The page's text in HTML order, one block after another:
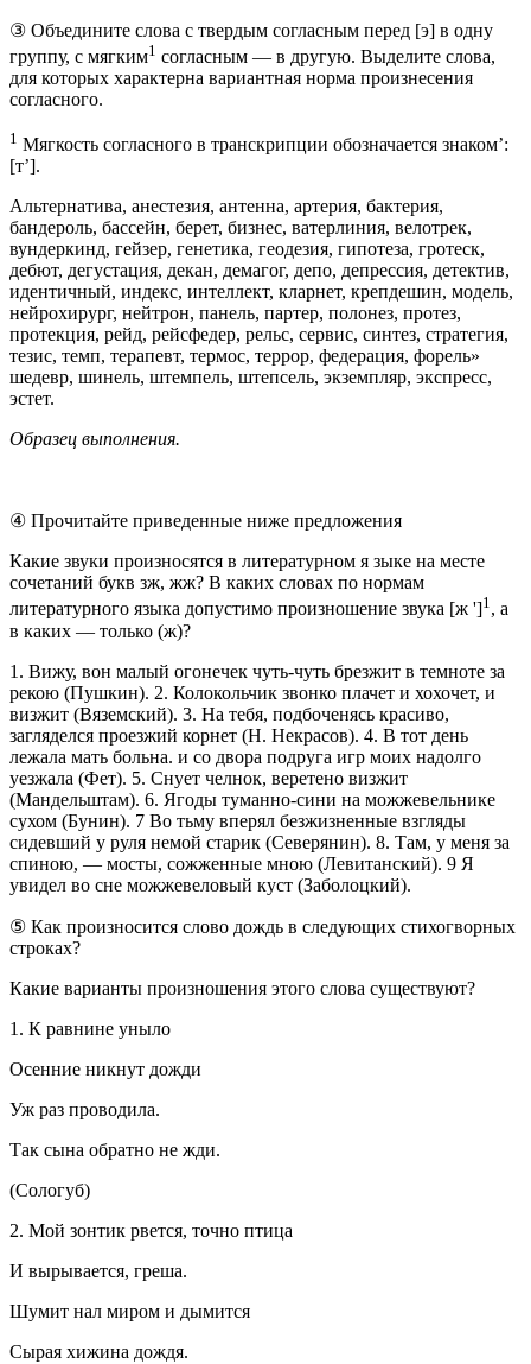
③ Объедините слова с твердым согласным перед [э] в одну
группу, с мягким1 согласным — в другую. Выделите слова,
для которых характерна вариантная норма произнесения
согласного.
1 Мягкость согласного в транскрипции обозначается знаком’:
[т’].
Альтернатива, анестезия, антенна, артерия, бактерия,
бандероль, бассейн, берет, бизнес, ватерлиния, велотрек,
вундеркинд, гейзер, генетика, геодезия, гипотеза, гротеск,
дебют, дегустация, декан, демагог, депо, депрессия, детектив,
идентичный, индекс, интеллект, кларнет, крепдешин, модель,
нейрохирург, нейтрон, панель, партер, полонез, протез,
протекция, рейд, рейсфедер, рельс, сервис, синтез, стратегия,
тезис, темп, терапевт, термос, террор, федерация, форель»
шедевр, шинель, штемпель, штепсель, экземпляр, экспресс,
эстет.
Образец выполнения.
④ Прочитайте приведенные ниже предложения
Какие звуки произносятся в литературном я зыке на месте
сочетаний букв зж, жж? В каких словах по нормам
литературного языка допустимо произношение звука [ж '] 1, а
в каких — только (ж)?
1. Вижу, вон малый огонечек чуть-чуть брезжит в темноте за
рекою (Пушкин). 2. Колокольчик звонко плачет и хохочет, и
визжит (Вяземский). 3. На тебя, подбоченясь красиво,
загляделся проезжий корнет (Н. Некрасов). 4. В тот день
лежала мать больна. и со двора подруга игр моих надолго
уезжала (Фет). 5. Снует челнок, веретено визжит
(Мандельштам). 6. Ягоды туманно-сини на можжевельнике
сухом (Бунин). 7 Во тьму вперял безжизненные взгляды
сидевший у руля немой старик (Северянин). 8. Там, у меня за
спиною, — мосты, сожженные мною (Левитанский). 9 Я
увидел во сне можжевеловый куст (Заболоцкий).
⑤ Как произносится слово дождь в следующих стихогворных
строках?
Какие варианты произношения этого слова существуют?
1. К равнине уныло
Осенние никнут дожди
Уж раз проводила.
Так сына обратно не жди.
(Сологуб)
2. Мой зонтик рвется, точно птица
И вырывается, греша.
Шумит нал миром и дымится
Сырая хижина дождя.